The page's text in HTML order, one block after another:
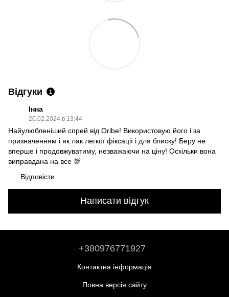
Відгуки 1
Iнна
20.02.2024 в 13:44
Найулюбленіший спрей від Oribe! Використовую його і за
призначенням і як лак легкої фіксації і для блиску! Беру не
вперше і продовжуватиму, незважаючи на ціну! Оскільки вона
виправдана на все 💯
Відповісти
Написати відгук
+380976771927
Контактна інформація
Повна версія сайту